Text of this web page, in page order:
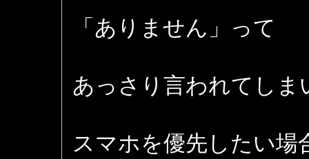
「ありません」って
あっさり言われてしま
スマホを優先したい場